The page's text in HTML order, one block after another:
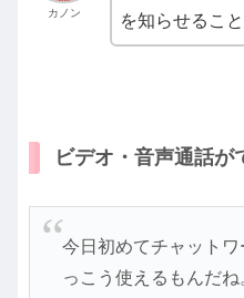
カノン
を知らせるこ
ビデオ・音声通話が
今日初めてチャット
っこう使えるもんだ